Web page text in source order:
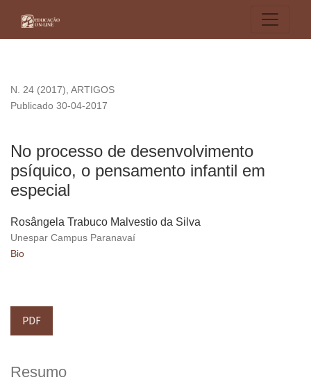
N. 24 (2017), ARTIGOS
No processo de desenvolvimento
psíquico, o pensamento infantil em
especial
Publicado 30-04-2017
Rosângela Trabuco Malvestio da Silva
Unespar Campus Paranavaí
Bio
PDF
Resumo